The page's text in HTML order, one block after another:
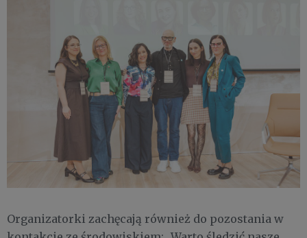
Organizatorki zachęcają również do pozostania w